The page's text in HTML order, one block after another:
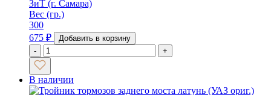
ЗиТ (г. Самара)
Вес (гр.)
300
675 ₽
Добавить в корзину
-
+
В наличии